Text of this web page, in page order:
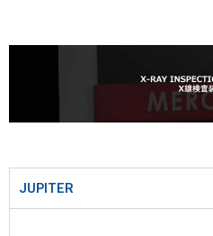
JUPITER